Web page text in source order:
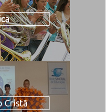
Cristã